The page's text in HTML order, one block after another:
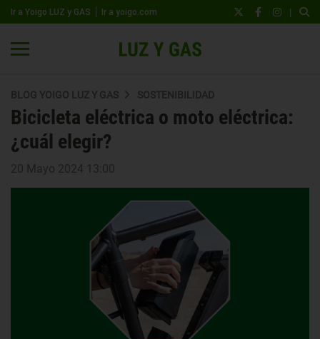
Ir a Yoigo LUZ y GAS Ir a yoigo.com |
BLOG YOIGO LUZ Y GAS SOSTENIBILIDAD
Bicicleta eléctrica o moto eléctrica:
¿cuál elegir?
20 Mayo 2024 13:00